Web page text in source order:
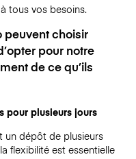
tous vos besoins.
peuvent choisir
pour notre
de ce qu’ils
pour plusieurs jours
un dépôt de plusieurs
flexibilité est essentielle